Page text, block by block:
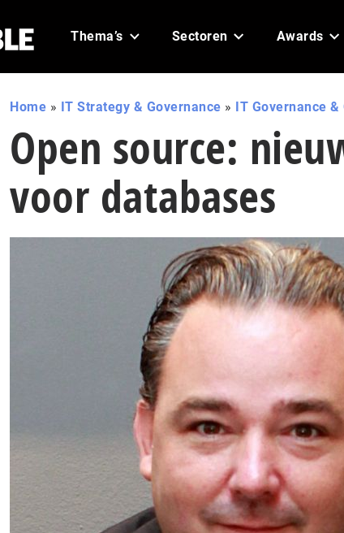
Thema’s Sectoren Awards
Home » IT Strategy & Governance » IT Governance &
Open source:
voor databases